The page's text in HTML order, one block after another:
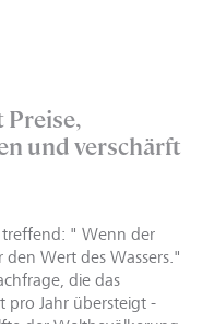
und verschärft
treffend: " Wenn der
Wert des Wassers."
die das
pro Jahr übersteigt -